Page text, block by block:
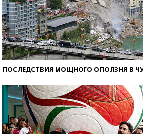
ПОСЛЕДСТВИЯ МОЩНОГО ОПОЛЗНЯ В